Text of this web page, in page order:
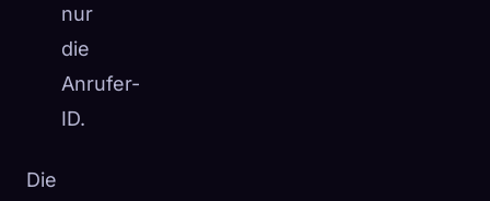
nur
die
Anrufer-
ID.
Die